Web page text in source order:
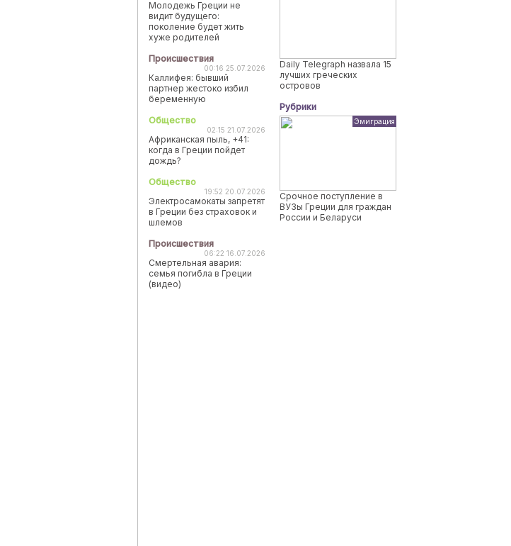
Молодежь Греции не
видит будущего:
поколение будет жить
хуже родителей
Происшествия
00:16 25.07.2026
Каллифея: бывший
партнер жестоко избил
беременную
Общество
02:15 21.07.2026
Африканская пыль, +41:
когда в Греции пойдет
дождь?
Общество
19:52 20.07.2026
Электросамокаты запретят
в Греции без страховок и
шлемов
Происшествия
06:22 16.07.2026
Смертельная авария:
семья погибла в Греции
(видео)
Daily Telegraph назвала 15
лучших греческих
островов
Рубрики
Эмиграция
Срочное поступление в
ВУЗы Греции для граждан
России и Беларуси